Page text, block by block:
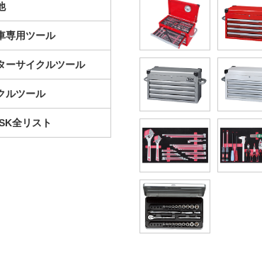
専用ツール
ーサイクルツール
ルツール
全リスト